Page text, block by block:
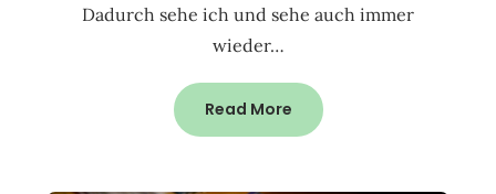
Dadurch sehe ich und sehe auch immer
wieder…
Read More